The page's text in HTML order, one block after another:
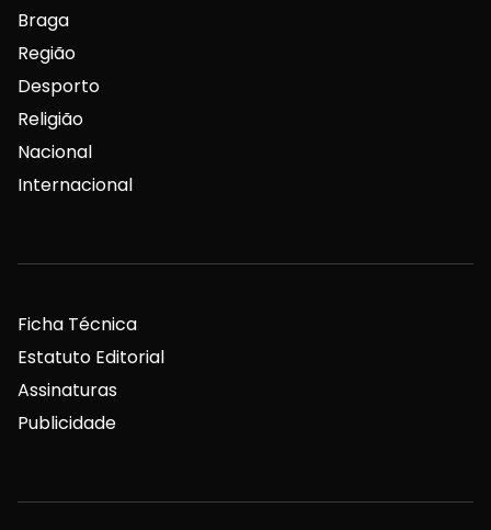
Braga
Região
Desporto
Religião
Nacional
Internacional
Ficha Técnica
Estatuto Editorial
Assinaturas
Publicidade